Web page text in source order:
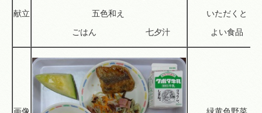
献立
五色和え
ごはん 七夕汁
いただくと
よい食品